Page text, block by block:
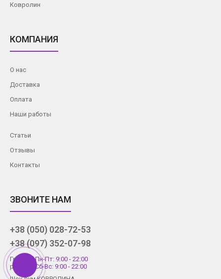
Ковролин
КОМПАНИЯ
О нас
Доставка
Оплата
Наши работы
Статьи
Отзывы
Контакты
ЗВОНИТЕ НАМ
+38 (050) 028-72-53
+38 (097) 352-07-98
График
работы
Пн-Пт: 9:00 - 22:00
Сб-Вс: 9:00 - 22:00